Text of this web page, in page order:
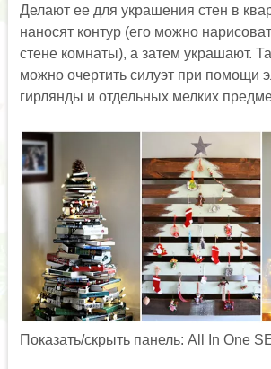
Делают ее для украшения стен в
наносят контур (его можно
стене комнаты), а затем украшают.
можно очертить силуэт при помощи
гирлянды и отдельных мелких
Показать/скрыть панель: All In One